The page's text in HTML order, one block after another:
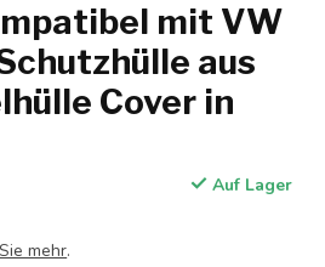
mit VW
aus
Cover in
Auf Lager
mehr.